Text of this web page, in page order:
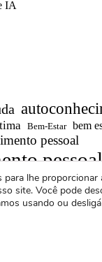
IA
Bem-Estar bem
pessoal
pessoal
produtividade
Reflexões de
para lhe proporcionar
site. Você pode
usando ou